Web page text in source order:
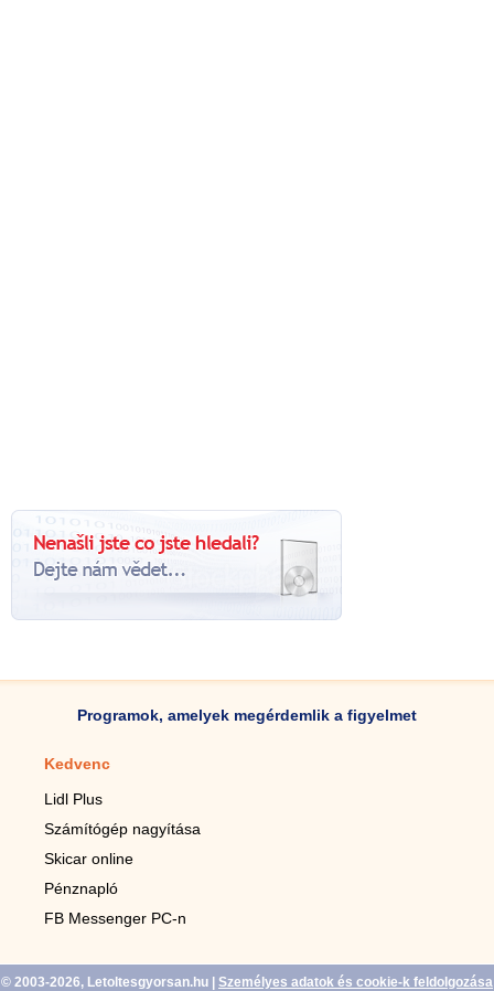
Programok, amelyek megérdemlik a figyelmet
Kedvenc
Lidl Plus
Számítógép nagyítása
Skicar online
Pénznapló
FB Messenger PC-n
© 2003-2026, Letoltesgyorsan.hu Személyes adatok és cookie-k feldolgozása